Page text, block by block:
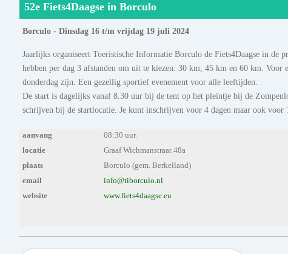
52e Fiets4Daagse in Borculo
Borculo - Dinsdag 16 t/m vrijdag 19 juli 2024
Jaarlijks organiseert Toeristische Informatie Borculo de Fiets4Daagse in de
hebben per dag 3 afstanden om uit te kiezen: 30 km, 45 km en 60 km.
donderdag zijn. Een gezellig sportief evenement voor alle leeftijden.
De start is dagelijks vanaf 8.30 uur bij de tent op het pleintje bij de
schrijven bij de startlocatie. Je kunt inschrijven voor 4 dagen maar ook voor
aanvang
08:30 uur.
locatie
Graaf Wichmanstraat 48a
plaats
Borculo (gem. Berkelland)
email
info@tiborculo.nl
website
www.fiets4daagse.eu